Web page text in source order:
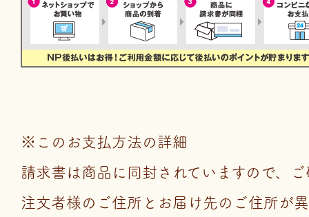
※このお支払方法の詳細
請求書は商品に同封されていますので、
注文者様のご住所とお届け先のご住所が